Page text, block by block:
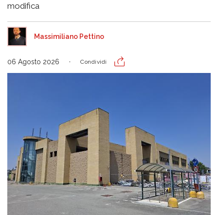
modifica
Massimiliano Pettino
06 Agosto 2026 Condividi